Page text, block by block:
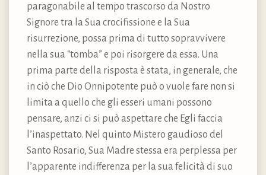
paragonabile al tempo trascorso da Nostro
Signore tra la Sua crocifissione e la Sua
risurrezione, possa prima di tutto sopravvivere
nella sua “tomba” e poi risorgere da essa. Una
prima parte della risposta è stata, in generale, che
in ciò che Dio Onnipotente può o vuole fare non si
limita a quello che gli esseri umani possono
pensare, anzi ci si può aspettare che Egli faccia
l’inaspettato. Nel quinto Mistero gaudioso del
Santo Rosario, Sua Madre stessa era perplessa per
l’apparente indifferenza per la sua felicità di suo